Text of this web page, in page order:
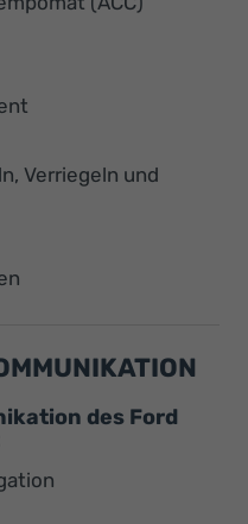
Verriegeln und
des Ford